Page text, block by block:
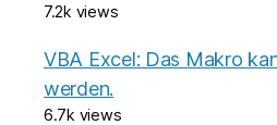
7.2k views
VBA Excel: Das Makro
werden.
6.7k views